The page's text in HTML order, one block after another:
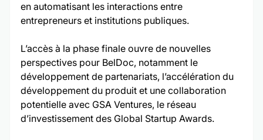
en automatisant les interactions entre
entrepreneurs et institutions publiques.
L’accès à la phase finale ouvre de nouvelles
perspectives pour BelDoc, notamment le
développement de partenariats, l’accélération du
développement du produit et une collaboration
potentielle avec GSA Ventures, le réseau
d’investissement des Global Startup Awards.